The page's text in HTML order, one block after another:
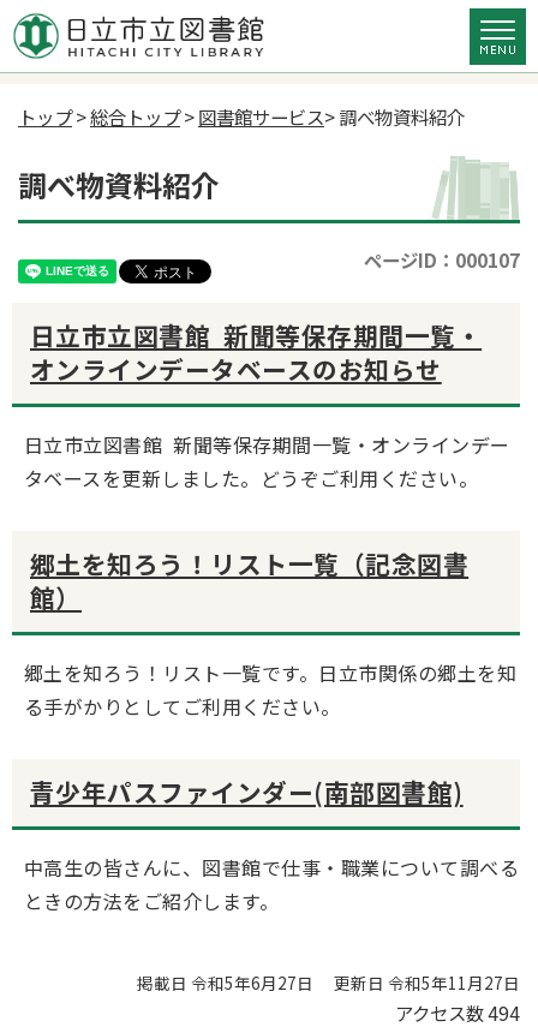
トップ>総合トップ>図書館サービス> 調べ物資料紹介
調べ物資料紹介
ページID：000107
日立市立図書館 新聞等保存期間一覧・
オンラインデータベースのお知らせ
日立市立図書館 新聞等保存期間一覧・オンラインデー
タベースを更新しました。どうぞご利用ください。
郷土を知ろう！リスト一覧（記念図書
館）
郷土を知ろう！リスト一覧です。日立市関係の郷土を知
る手がかりとしてご利用ください。
青少年パスファインダー(南部図書館)
中高生の皆さんに、図書館で仕事・職業について調べる
ときの方法をご紹介します。
掲載日 令和5年6月27日 更新日 令和5年11月27日
アクセス数494